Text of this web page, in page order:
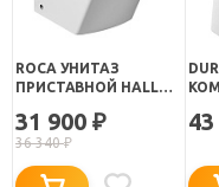
ROCA УНИТАЗ
ПРИСТАВНОЙ HALL
31 900 ₽
36 340₽